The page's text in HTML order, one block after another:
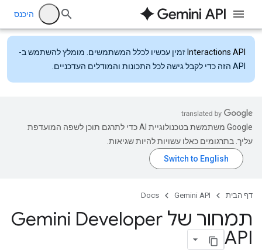
היכנס
Interactions API זמין עכשיו לכלל המשתמשים. מומלץ להשתמש ב-
API הזה כדי לקבל גישה לכל התכונות והמודלים העדכניים.
‫Google משתמשת בטכנולוגיית AI כדי לתרגם תוכן לשפה המועדפת
עליך. בתרגומים כאלו עשויות להיות שגיאות.
דף הבית Gemini API
Docs
תמחור של Gemini Developer
API